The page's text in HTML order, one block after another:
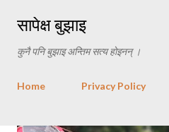
सापेक्ष बुझाइ
कुनै पनि बुझाइ अन्तिम सत्य होइनन् ।
Home Privacy Policy